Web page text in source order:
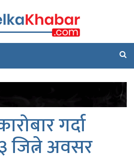
गर्दा
अवसर